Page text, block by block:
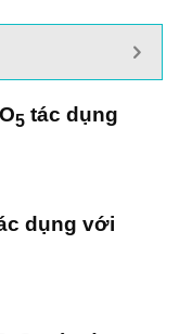
O5 tác dụng
dụng với